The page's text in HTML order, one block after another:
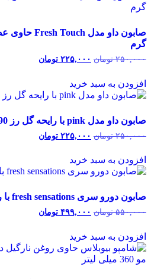
گرم
۲۵۰,۰۰۰ تومان قیمت
بود.
۲۲۵,۰۰۰ تومان
افزودن به سبد خرید
صابون داو مدل pink با رایحه گل رز 90 گرم
۲۵۰,۰۰۰ تومان قیمت
بود.
۲۲۵,۰۰۰ تومان
افزودن به سبد خرید
صابون دورو سری fresh sensations با رایحه گل های تازه 4 عددی
۵۵۰,۰۰۰ تومان قیمت
بود.
۴۹۹,۰۰۰ تومان
افزودن به سبد خرید